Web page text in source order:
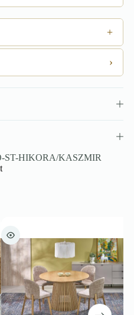
+
›
ST-HIKORA/KASZMIR